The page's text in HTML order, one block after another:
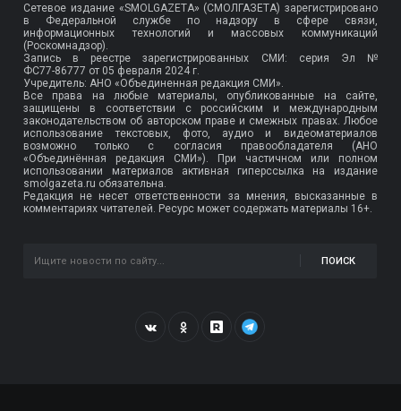
Сетевое издание «SMOLGAZETA» (СМОЛГАЗЕТА) зарегистрировано
в Федеральной службе по надзору в сфере связи,
информационных технологий и массовых коммуникаций
(Роскомнадзор).
Запись в реестре зарегистрированных СМИ: серия Эл №
ФС77-86777 от 05 февраля 2024 г.
Учредитель: АНО «Объединенная редакция СМИ».
Все права на любые материалы, опубликованные на сайте,
защищены в соответствии с российским и международным
законодательством об авторском праве и смежных правах. Любое
использование текстовых, фото, аудио и видеоматериалов
возможно только с согласия правообладателя (АНО
«Объединённая редакция СМИ»). При частичном или полном
использовании материалов активная гиперссылка на издание
smolgazeta.ru обязательна.
Редакция не несет ответственности за мнения, высказанные в
комментариях читателей. Ресурс может содержать материалы 16+.
ПОИСК